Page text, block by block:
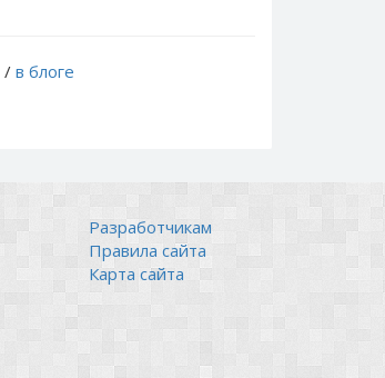
/ в блоге
Разработчикам
Правила сайта
Карта сайта